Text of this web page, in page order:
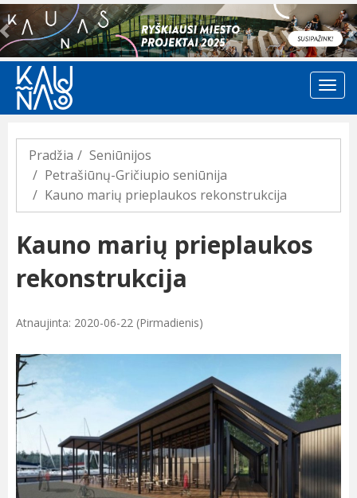
Previous
Pradžia
Seniūnijos
Petrašiūnų-Gričiupio seniūnija
Kauno marių prieplaukos rekonstrukcija
Kauno marių prieplaukos
rekonstrukcija
Atnaujinta: 2020-06-22 (Pirmadienis)